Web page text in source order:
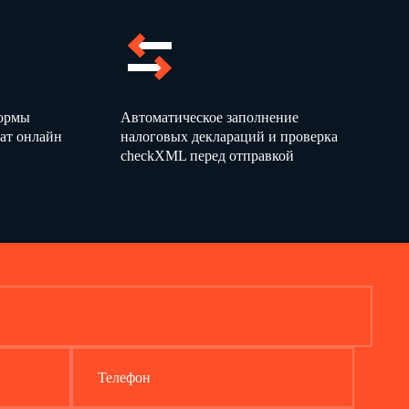
Код 3.04.
деятельности по ОКВЭД);
данные)
Код 3.05.
онлайн
Автоматическое заполнение
налоговых деклараций и проверка
checkXML перед отправкой
Телефон